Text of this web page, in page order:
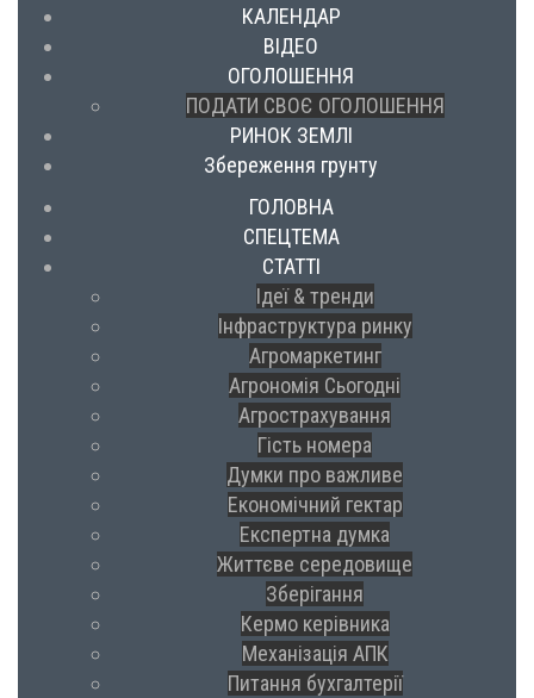
КАЛЕНДАР
ВІДЕО
ОГОЛОШЕННЯ
ПОДАТИ СВОЄ ОГОЛОШЕННЯ
РИНОК ЗЕМЛІ
Збереження грунту
ГОЛОВНА
СПЕЦТЕМА
СТАТТІ
Ідеї & тренди
Інфраструктура ринку
Агромаркетинг
Агрономія Сьогодні
Агрострахування
Гість номера
Думки про важливе
Економічний гектар
Експертна думка
Життєве середовище
Зберігання
Кермо керівника
Механізація АПК
Питання бухгалтерії